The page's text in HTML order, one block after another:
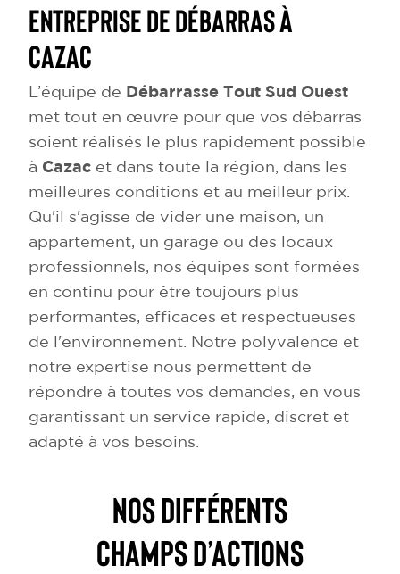
Entreprise de débarras à
Cazac
L’équipe de
Débarrasse Tout Sud Ouest
met tout en œuvre pour que vos débarras
soient réalisés le plus rapidement possible
à Cazac et dans toute la région, dans les
meilleures conditions et au meilleur prix.
Qu'il s'agisse de vider une maison, un
appartement, un garage ou des locaux
professionnels, nos équipes sont formées
en continu pour être toujours plus
performantes, efficaces et respectueuses
de l'environnement. Notre polyvalence et
notre expertise nous permettent de
répondre à toutes vos demandes, en vous
garantissant un service rapide, discret et
adapté à vos besoins.
NOS DIFFÉRENTS
CHAMPS D’ACTIONS